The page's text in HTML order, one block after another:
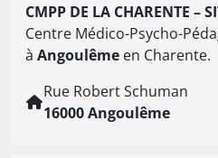
CMPP DE LA CHARENTE –
Centre Médico-Psycho-
à Angoulême en Charente.
Rue Robert Schuman
16000 Angoulême